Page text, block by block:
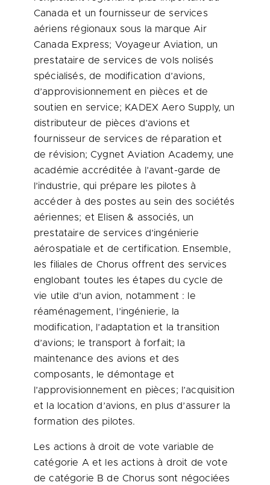
Canada et un fournisseur de services
aériens régionaux sous la marque Air
Canada Express; Voyageur Aviation, un
prestataire de services de vols nolisés
spécialisés, de modification d’avions,
d’approvisionnement en pièces et de
soutien en service; KADEX Aero Supply, un
distributeur de pièces d’avions et
fournisseur de services de réparation et
de révision; Cygnet Aviation Academy, une
académie accréditée à l’avant-garde de
l’industrie, qui prépare les pilotes à
accéder à des postes au sein des sociétés
aériennes; et Elisen & associés, un
prestataire de services d’ingénierie
aérospatiale et de certification. Ensemble,
les filiales de Chorus offrent des services
englobant toutes les étapes du cycle de
vie utile d’un avion, notamment : le
réaménagement, l’ingénierie, la
modification, l’adaptation et la transition
d’avions; le transport à forfait; la
maintenance des avions et des
composants, le démontage et
l’approvisionnement en pièces; l’acquisition
et la location d’avions, en plus d’assurer la
formation des pilotes.
Les actions à droit de vote variable de
catégorie A et les actions à droit de vote
de catégorie B de Chorus sont négociées